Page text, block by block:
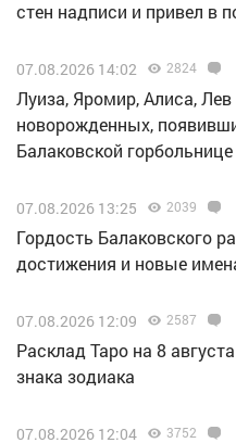
стен надписи и привел в
07.08.2026 14:02 2824
Луиза, Яромир, Алиса,
новорожденных,
Балаковской горбольнице
07.08.2026 13:25 2039
Гордость Балаковского
достижения и новые
07.08.2026 12:09 2587
Расклад Таро на 8
знака зодиака
07.08.2026 12:04 3752